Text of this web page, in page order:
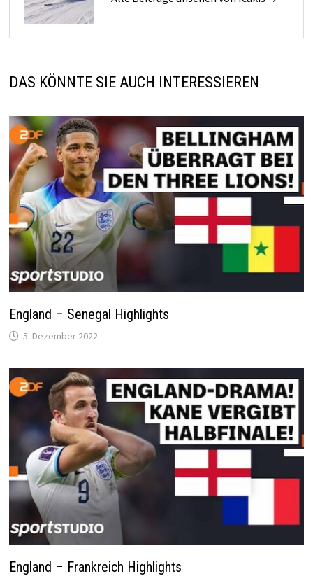
DAS KÖNNTE SIE AUCH INTERESSIEREN
England – Senegal Highlights
5. Dezember 2022
England – Frankreich Highlights